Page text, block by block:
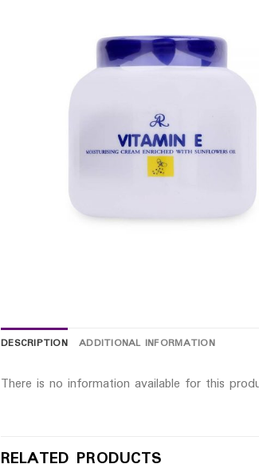
DESCRIPTION ADDITIONAL INFORMATION
There is no information available for this
RELATED PRODUCTS